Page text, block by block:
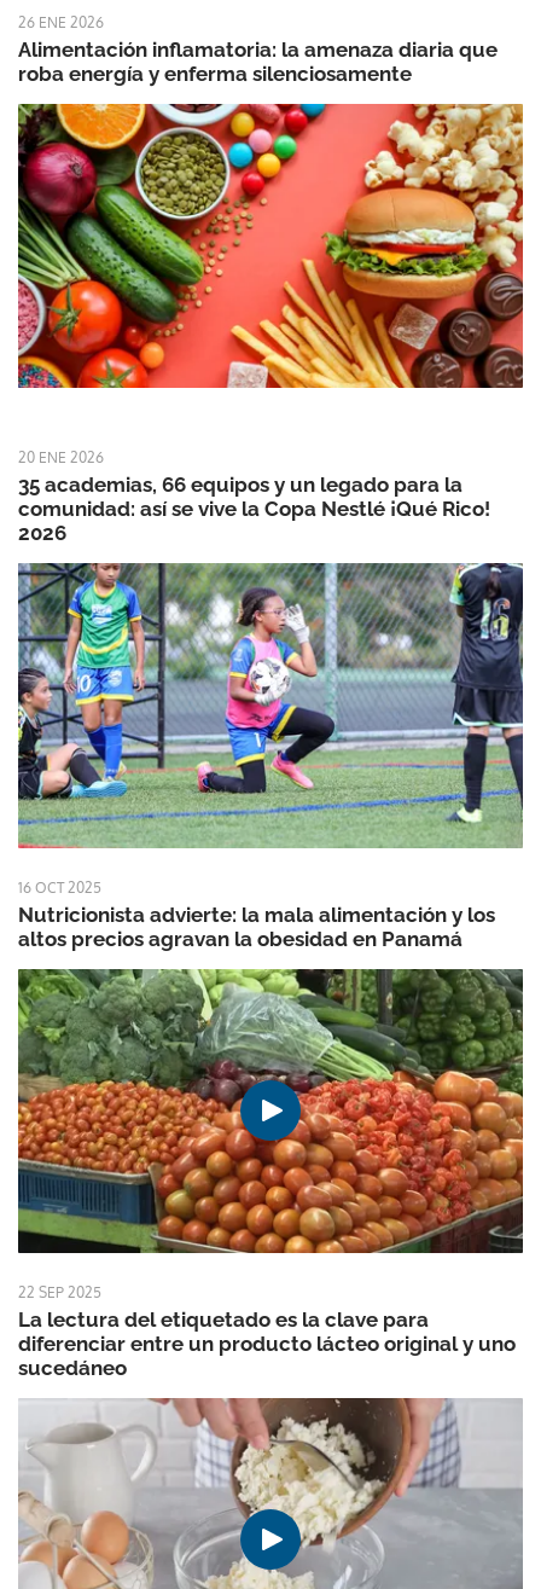
26 ENE 2026
Alimentación inflamatoria: la amenaza diaria que
roba energía y enferma silenciosamente
20 ENE 2026
35 academias, 66 equipos y un legado para la
comunidad: así se vive la Copa Nestlé ¡Qué Rico!
2026
16 OCT 2025
Nutricionista advierte: la mala alimentación y los
altos precios agravan la obesidad en Panamá
22 SEP 2025
La lectura del etiquetado es la clave para
diferenciar entre un producto lácteo original y uno
sucedáneo